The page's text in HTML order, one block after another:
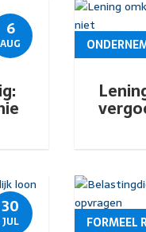
6
AUG
30
JUL FORMEEL